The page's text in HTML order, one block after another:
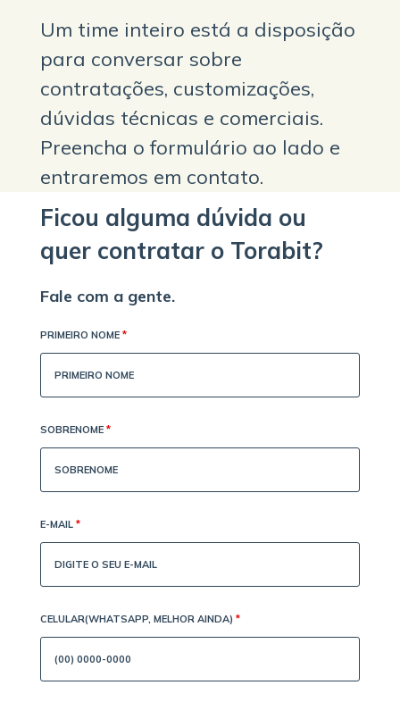
Um time inteiro está a disposição
para conversar sobre
contratações, customizações,
dúvidas técnicas e comerciais.
Preencha o formulário ao lado e
entraremos em contato.
Ficou alguma dúvida ou
quer contratar o Torabit?
Fale com a gente.
PRIMEIRO NOME *
SOBRENOME *
E-MAIL *
CELULAR(WHATSAPP, MELHOR AINDA) *